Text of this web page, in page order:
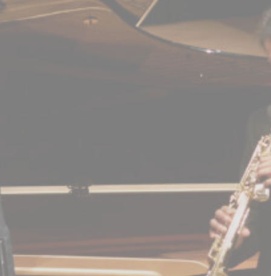
Bibliothèque musicale